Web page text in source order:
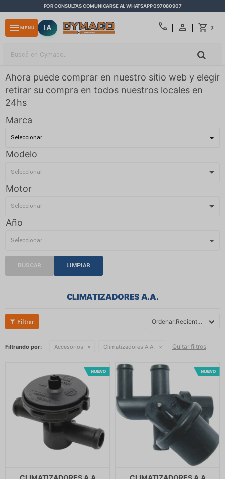
POR CONSULTAS COMUNICARSE AL WHATSAPP 097080907
call $0
menu MENÚ IA
Ahora puede comprar en nuestro sitio web y elegir
retirar su compra en todos nuestros locales en
24hs
Marca
Modelo
Motor
Año
BUSCAR LIMPIAR
CLIMATIZADORES A.A.
Recientes
Filtrando por: Accesorios Climatizadores A.A. Quitar filtros
close